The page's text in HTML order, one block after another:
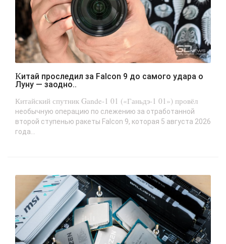
Китай проследил за Falcon 9 до самого удара о
Луну — заодно..
Китайский спутник Gande-1 01 («Ганьдэ-1 01») провёл
необычную операцию по слежению за отработанной
второй ступенью ракеты Falcon 9, которая 5 августа 2026
года...